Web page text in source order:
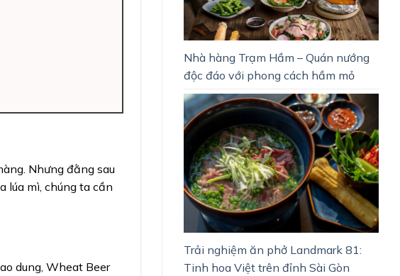
Nhưng đằng sau
lúa mì, chúng ta cần
dung, Wheat Beer
Nhà hàng Trạm Hầm – Quán nướng
độc đáo với phong cách hầm mỏ
Trải nghiệm ăn phở Landmark 81:
Tinh hoa Việt trên đỉnh Sài Gòn